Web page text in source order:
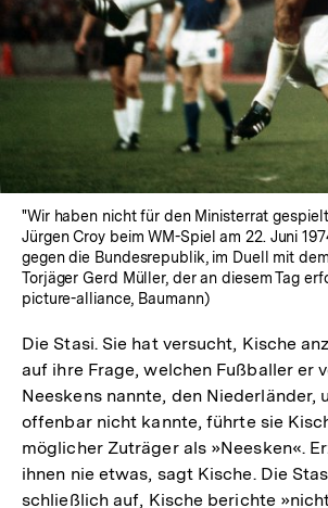
"Wir haben nicht für den Ministerrat
Jürgen Croy beim WM-Spiel am 22. Juni
gegen die Bundesrepublik, im Duell mit
Torjäger Gerd Müller, der an diesem Tag
picture-alliance, Baumann)
Die Stasi. Sie hat versucht, Kische
auf ihre Frage, welchen Fußballer er
Neeskens nannte, den Niederländer,
offenbar nicht kannte, führte sie
möglicher Zuträger als »Neesken«.
ihnen nie etwas, sagt Kische. Die
schließlich auf, Kische berichte